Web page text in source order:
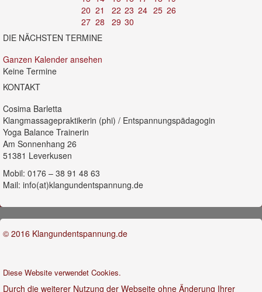
20 21 22 23 24 25 26
27 28 29 30
DIE NÄCHSTEN TERMINE
Ganzen Kalender ansehen
Keine Termine
KONTAKT
Cosima Barletta
Klangmassagepraktikerin (phi) / Entspannungspädagogin
Yoga Balance Trainerin
Am Sonnenhang 26
51381 Leverkusen
Mobil: 0176 – 38 91 48 63
Mail: info(at)klangundentspannung.de
© 2016 Klangundentspannung.de
Diese Website verwendet Cookies.
Durch die weiterer Nutzung der Webseite ohne Änderung Ihrer